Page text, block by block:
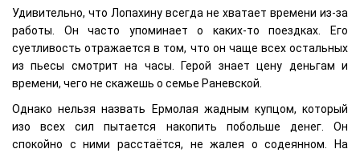
Удивительно, что Лопахину всегда не хватает времени из-за
работы. Он часто упоминает о каких-то поездках. Его
суетливость отражается в том, что он чаще всех остальных
из пьесы смотрит на часы. Герой знает цену деньгам и
времени, чего не скажешь о семье Раневской.
Однако нельзя назвать Ермолая жадным купцом, который
изо всех сил пытается накопить побольше денег. Он
спокойно с ними расстаётся, не жалея о содеянном. На